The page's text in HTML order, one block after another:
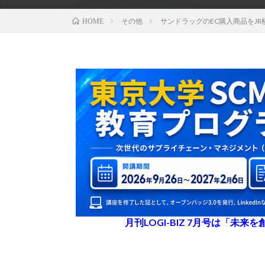
HOME その他 サンドラッグのEC購入商品をJR
月刊LOGI-BIZ 7月号は「未来を